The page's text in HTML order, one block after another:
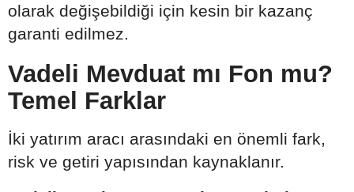
olarak değişebildiği için kesin bir kazanç
garanti edilmez.
Vadeli Mevduat mı Fon mu?
Temel Farklar
İki yatırım aracı arasındaki en önemli fark,
risk ve getiri yapısından kaynaklanır.